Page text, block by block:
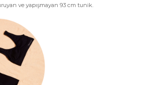
ve yapışmayan 93 cm tunik.